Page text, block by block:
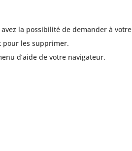
la possibilité de demander à votre
pour les supprimer.
d’aide de votre navigateur.